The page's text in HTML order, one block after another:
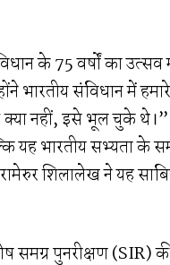
के 75 वर्षों का
भारतीय संविधान में
नहीं, इसे भूल चुके थे।”
यह भारतीय सभ्यता के
शिलालेख ने यह
समग्र पुनरीक्षण